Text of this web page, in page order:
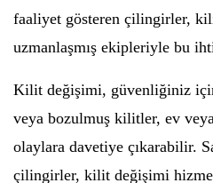
faaliyet gösteren çilingirler,
uzmanlaşmış ekipleriyle bu
Kilit değişimi, güvenliğiniz
veya bozulmuş kilitler, ev
olaylara davetiye çıkarabilir.
çilingirler, kilit değişimi